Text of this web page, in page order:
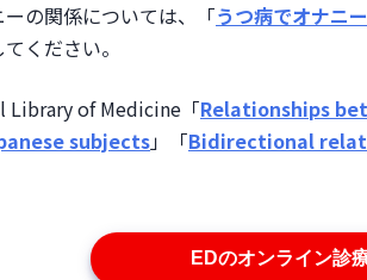
の関係については、「うつ病でオナニ
ください。
Library of Medicine「Relationships
subjects」「Bidirectional
EDのオンライン診